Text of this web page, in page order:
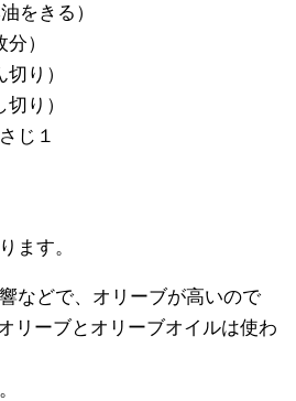
をきる）
）
り）
り）
じ１
ます。
などで、オリーブが高いので
リーブとオリーブオイルは使わ